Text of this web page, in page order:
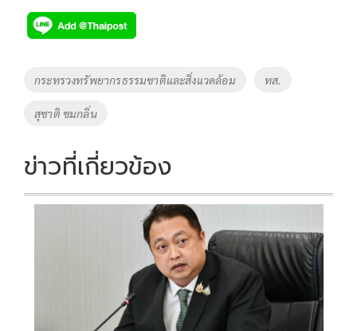
e
b
o
o
k
tt
er
p
y
Li
Tags
กระทรวงทรัพยากรธรรมชาติและสิ่งแวดล้อม ทส.
สุชาติ ชมกลิ่น
ข่าวที่เกี่ยวข้อง